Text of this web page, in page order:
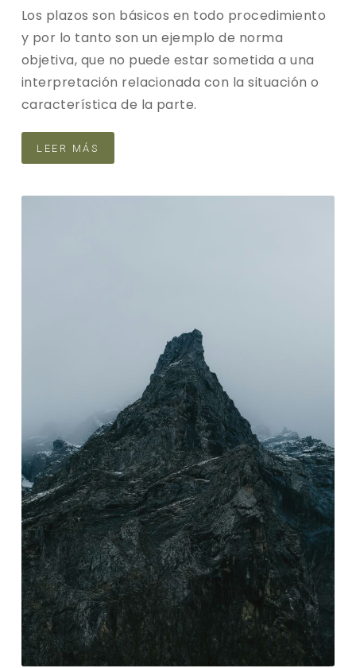
Los plazos son básicos en todo procedimiento
y por lo tanto son un ejemplo de norma
objetiva, que no puede estar sometida a una
interpretación relacionada con la situación o
característica de la parte.
LEER MÁS